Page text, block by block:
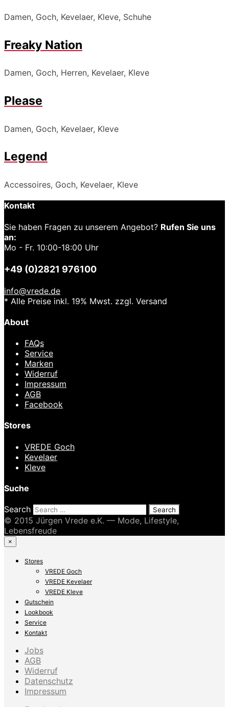
Damen, Goch, Kevelaer, Kleve, Schuhe
Freaky Nation
Damen, Goch, Herren, Kevelaer, Kleve
Please
Damen, Goch, Kevelaer, Kleve
Legend
Accessoires, Goch, Kevelaer, Kleve
Kontakt
Sie haben Fragen zu unserem Angebot? Rufen Sie uns
an:
Mo - Fr. 10:00-18:00 Uhr
+49 (0)2821 976100
info@vrede.de
* Alle Preise inkl. 19% Mwst. zzgl. Versand
About
FAQs
Service
Marken
Widerruf
Impressum
AGB
Facebook
Stores
VREDE Goch
Kevelaer
Kleve
Suche
Search
© 2015 Jürgen Vrede e.K. — Mode, Lifestyle,
Lebensfreude
×
Stores
VREDE Goch
VREDE Kevelaer
VREDE Kleve
Gutschein
Lookbook
Service
Kontakt
Jobs
AGB
Widerruf
Datenschutz
Impressum